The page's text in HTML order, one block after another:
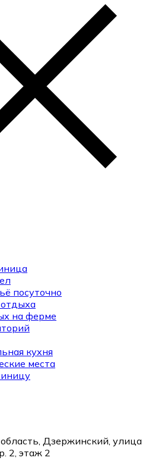
посуточно
на ферме
кухня
места
Дзержинский, улица
2, этаж 2